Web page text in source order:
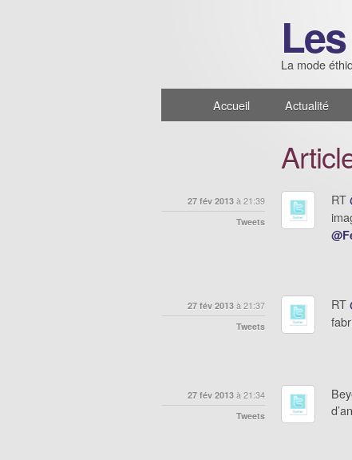
La mode
Accueil Actualité
27 fév 2013 à 21:39
Tweets
RT
27 fév 2013 à 21:37
Tweets
RT
27 fév 2013 à 21:34
Tweets